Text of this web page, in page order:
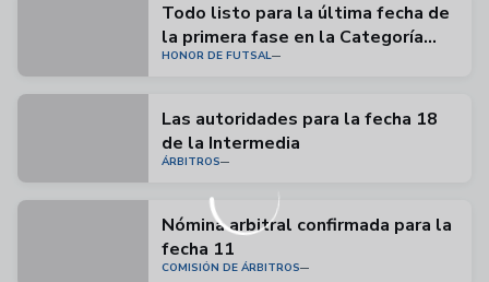
Todo listo para la última fecha de
la primera fase en la Categoría
Honor
HONOR DE FUTSAL
Las autoridades para la fecha 18
de la Intermedia
ÁRBITROS
Nómina arbitral confirmada para la
fecha 11
COMISIÓN DE ÁRBITROS